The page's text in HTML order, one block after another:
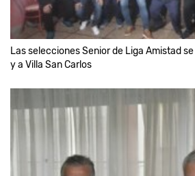
Las selecciones Senior de Liga Amistad
y a Villa San Carlos